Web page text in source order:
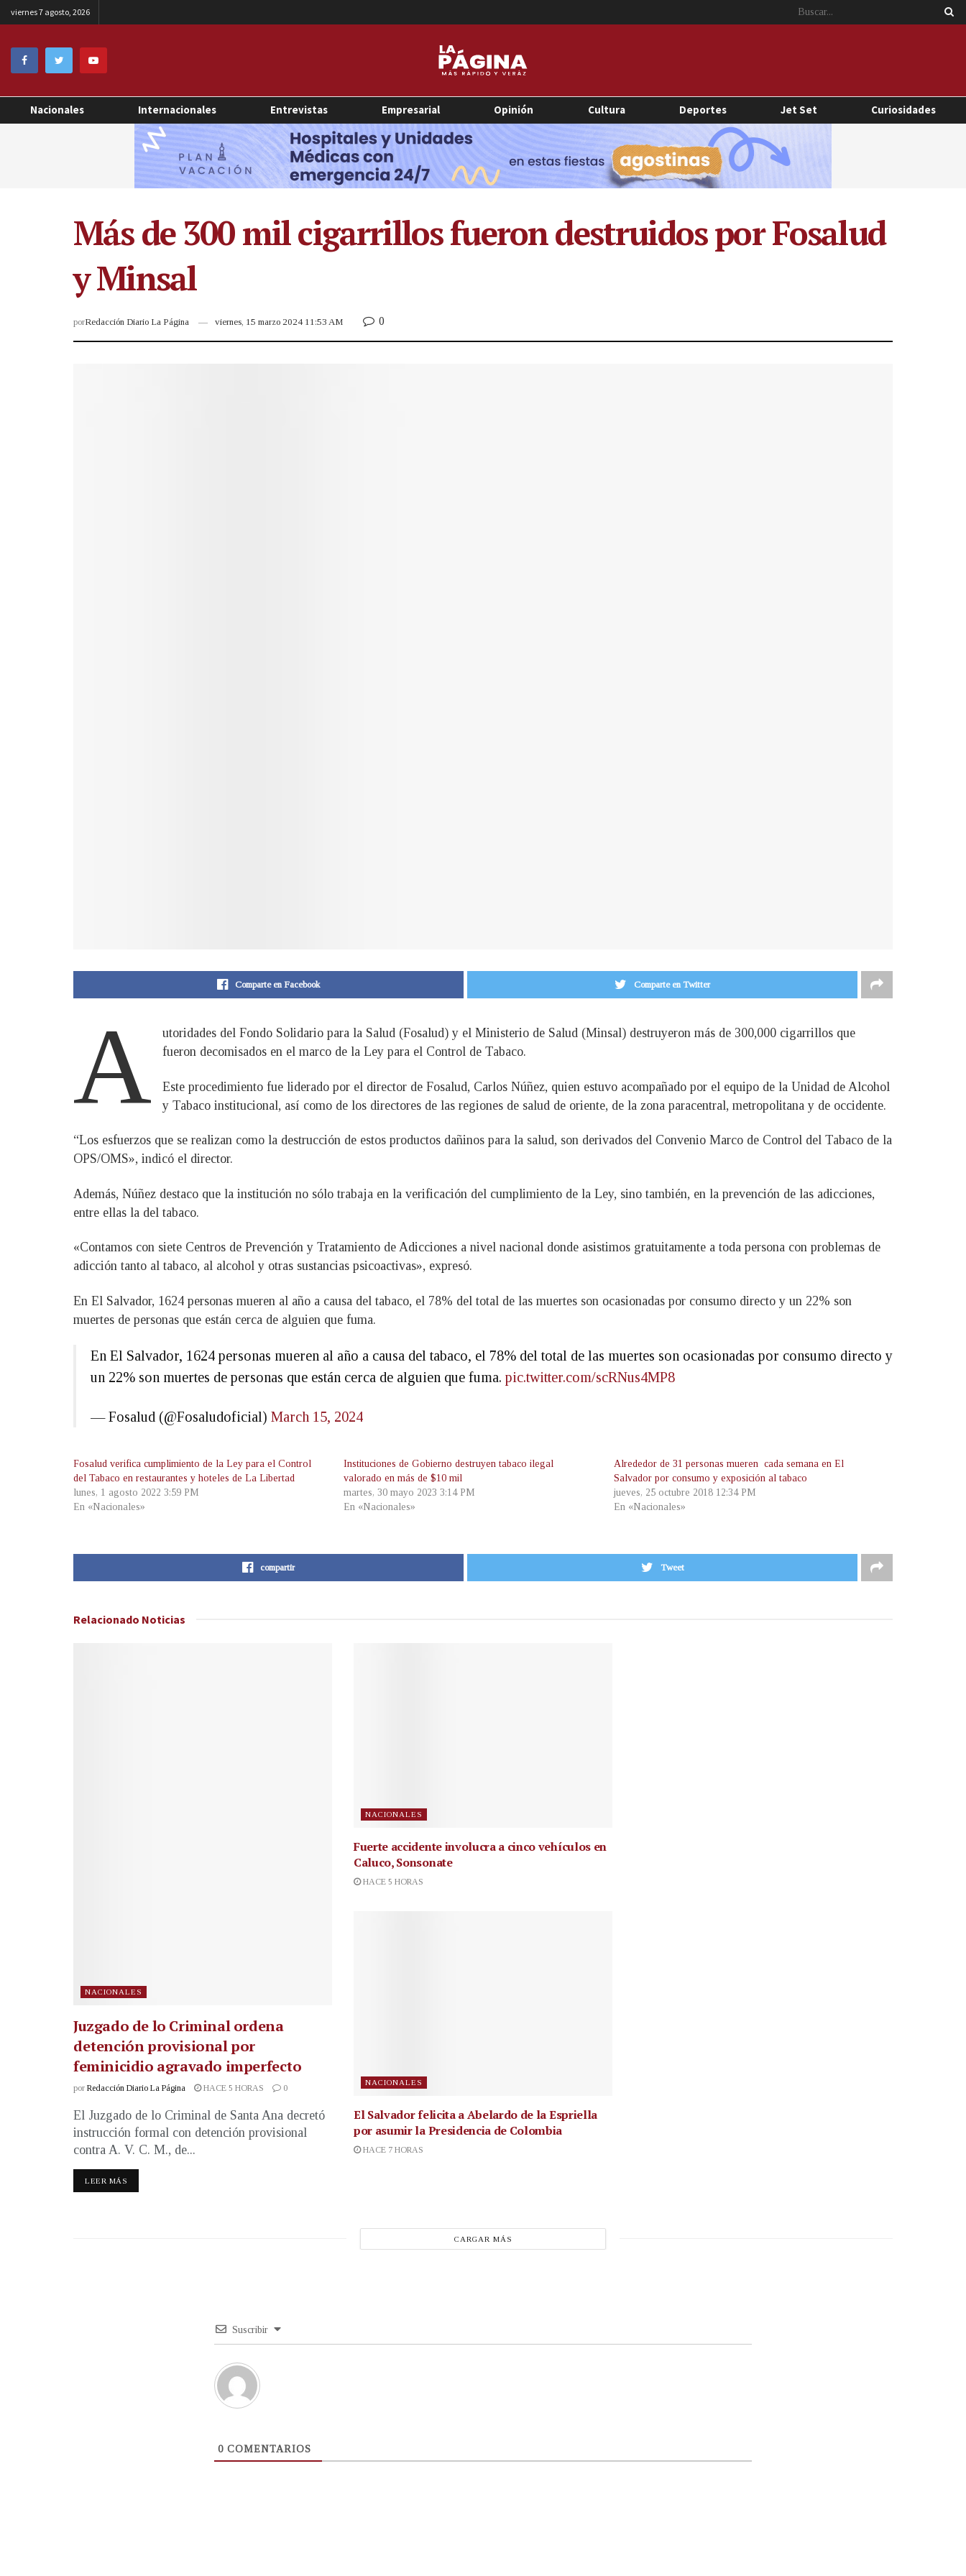
viernes 7 agosto, 2026
Nacionales Internacionales Entrevistas Empresarial Opinión Cultura Deportes Jet Set Curiosidades
Más de 300 mil cigarrillos fueron destruidos por Fosalud
y Minsal
porRedacción Diario La Página viernes, 15 marzo 2024 11:53 AM 0
Comparte en Facebook Comparte en Twitter
A
utoridades del Fondo Solidario para la Salud (Fosalud) y el Ministerio de Salud (Minsal) destruyeron más de 300,000 cigarrillos que
fueron decomisados en el marco de la Ley para el Control de Tabaco.
Este procedimiento fue liderado por el director de Fosalud, Carlos Núñez, quien estuvo acompañado por el equipo de la Unidad de Alcohol
y Tabaco institucional, así como de los directores de las regiones de salud de oriente, de la zona paracentral, metropolitana y de occidente.
“Los esfuerzos que se realizan como la destrucción de estos productos dañinos para la salud, son derivados del Convenio Marco de Control del Tabaco de la
OPS/OMS», indicó el director.
Además, Núñez destaco que la institución no sólo trabaja en la verificación del cumplimiento de la Ley, sino también, en la prevención de las adicciones,
entre ellas la del tabaco.
«Contamos con siete Centros de Prevención y Tratamiento de Adicciones a nivel nacional donde asistimos gratuitamente a toda persona con problemas de
adicción tanto al tabaco, al alcohol y otras sustancias psicoactivas», expresó.
En El Salvador, 1624 personas mueren al año a causa del tabaco, el 78% del total de las muertes son ocasionadas por consumo directo y un 22% son
muertes de personas que están cerca de alguien que fuma.
En El Salvador, 1624 personas mueren al año a causa del tabaco, el 78% del total de las muertes son ocasionadas por consumo directo y
un 22% son muertes de personas que están cerca de alguien que fuma. pic.twitter.com/scRNus4MP8
— Fosalud (@Fosaludoficial) March 15, 2024
Fosalud verifica cumplimiento de la Ley para el Control
del Tabaco en restaurantes y hoteles de La Libertad
lunes, 1 agosto 2022 3:59 PM
En «Nacionales»
Instituciones de Gobierno destruyen tabaco ilegal
valorado en más de $10 mil
martes, 30 mayo 2023 3:14 PM
En «Nacionales»
Alrededor de 31 personas mueren cada semana en El
Salvador por consumo y exposición al tabaco
jueves, 25 octubre 2018 12:34 PM
En «Nacionales»
compartir Tweet
Relacionado Noticias
NACIONALES
Juzgado de lo Criminal ordena
detención provisional por
feminicidio agravado imperfecto
por Redacción Diario La Página HACE 5 HORAS 0
El Juzgado de lo Criminal de Santa Ana decretó
instrucción formal con detención provisional
contra A. V. C. M., de...
LEER MÁS
NACIONALES
Fuerte accidente involucra a cinco vehículos en
Caluco, Sonsonate
HACE 5 HORAS
NACIONALES
El Salvador felicita a Abelardo de la Espriella
por asumir la Presidencia de Colombia
HACE 7 HORAS
CARGAR MÁS
Suscribir
0 COMENTARIOS